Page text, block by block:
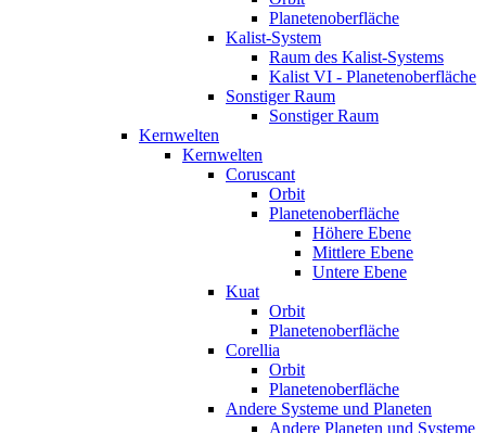
Planetenoberfläche
Kalist-System
Raum des Kalist-Systems
Kalist VI - Planetenoberfläche
Sonstiger Raum
Sonstiger Raum
Kernwelten
Kernwelten
Coruscant
Orbit
Planetenoberfläche
Höhere Ebene
Mittlere Ebene
Untere Ebene
Kuat
Orbit
Planetenoberfläche
Corellia
Orbit
Planetenoberfläche
Andere Systeme und Planeten
Andere Planeten und Systeme